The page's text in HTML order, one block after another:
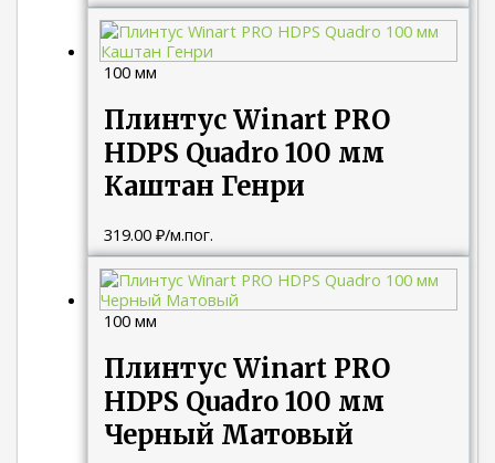
100 мм
Плинтус Winart PRO
HDPS Quadro 100 мм
Каштан Генри
319.00₽/м.пог.
100 мм
Плинтус Winart PRO
HDPS Quadro 100 мм
Черный Матовый